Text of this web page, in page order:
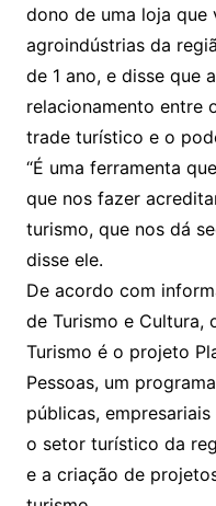
dono de uma loja que
agroindústrias da
de 1 ano, e disse que
relacionamento entre
trade turístico e o
“É uma ferramenta
que nos fazer
turismo, que nos dá
disse ele.
De acordo com
de Turismo e Cultura,
Turismo é o projeto
Pessoas, um
públicas,
o setor turístico da
e a criação de